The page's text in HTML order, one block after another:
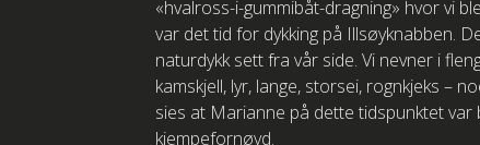
«hvalross-i-gummibåt-dragning» hvor vi
var det tid for dykking på Illsøyknabben.
naturdykk sett fra vår side. Vi nevner i
kamskjell, lyr, lange, storsei, rognkjeks –
sies at Marianne på dette tidspunktet var
kjempefornøyd.